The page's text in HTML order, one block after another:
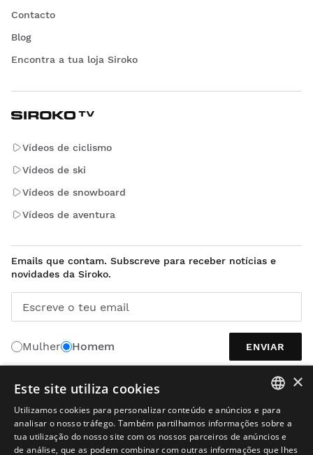
Contacto
Blog
Encontra a tua loja Siroko
Vídeos de ciclismo
Vídeos de ski
Vídeos de snowboard
Vídeos de aventura
Emails que contam. Subscreve para receber notícias e
novidades da Siroko.
Escreve o teu email
Mulher Homem ENVIAR
SPANISH
ENGLISH
×
Este site utiliza cookies
Utilizamos cookies para personalizar conteúdo e anúncios e para
analisar o nosso tráfego. Também partilhamos informações sobre a
tua utilização do nosso site com os nossos parceiros de anúncios e
de análise, que as podem combinar com outras informações que lhes